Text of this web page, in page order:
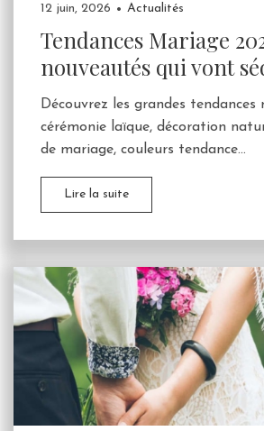
12 juin, 2026 Actualités
Tendances Mariage
nouveautés qui vont
Découvrez les grandes tendances
cérémonie laïque, décoration
de mariage, couleurs tendance...
Lire la suite